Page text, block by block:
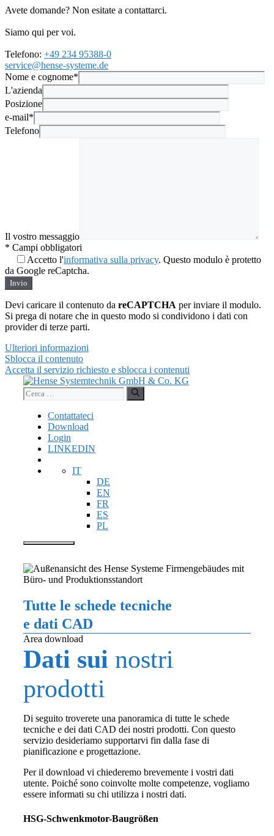
Avete domande? Non esitate a contattarci.
Siamo qui per voi.
Telefono: +49 234 95388-0
service@hense-systeme.de
Nome e cognome*
L'azienda
Posizione
e-mail*
Telefono
Il vostro messaggio
* Campi obbligatori
Accetto l'informativa sulla privacy. Questo modulo è protetto
da Google reCaptcha.
Invio
Devi caricare il contenuto da reCAPTCHA per inviare il modulo.
Si prega di notare che in questo modo si condividono i dati con
provider di terze parti.
Ulteriori informazioni
Sblocca il contenuto
Accetta il servizio richiesto e sblocca i contenuti
contenuto
Ricerca
per:
Contattateci
Download
Login
LINKEDIN
IT
DE
EN
FR
ES
PL
Menu
Tutte le schede tecniche
e dati CAD
Dati sui nostri
prodotti
Area download
Di seguito troverete una panoramica di tutte le schede
tecniche e dei dati CAD dei nostri prodotti. Con questo
servizio desideriamo supportarvi fin dalla fase di
pianificazione e progettazione.
Per il download vi chiederemo brevemente i vostri dati
utente. Poiché sono coinvolte molte competenze, vogliamo
essere informati su chi utilizza i nostri dati.
HSG-Schwenkmotor-Baugrößen